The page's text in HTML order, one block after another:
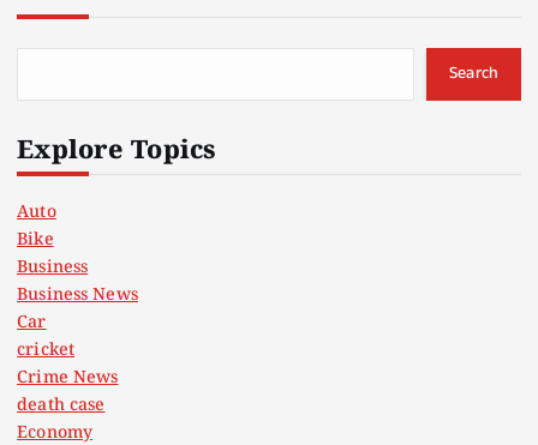
Search
Explore Topics
Auto
Bike
Business
Business News
Car
cricket
Crime News
death case
Economy